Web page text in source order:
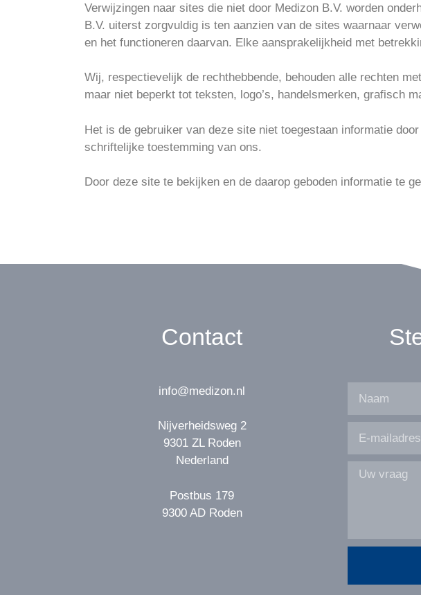
Verwijzingen naar sites die niet door Medizon B.V. worden
B.V. uiterst zorgvuldig is ten aanzien van de sites waarnaar
en het functioneren daarvan. Elke aansprakelijkheid met
Wij, respectievelijk de rechthebbende, behouden alle rechten
maar niet beperkt tot teksten, logo’s, handelsmerken, grafisch
Het is de gebruiker van deze site niet toegestaan informatie
schriftelijke toestemming van ons.
Door deze site te bekijken en de daarop geboden informatie te
Contact
info@medizon.nl
Nijverheidsweg 2
9301 ZL Roden
Nederland
Postbus 179
9300 AD Roden